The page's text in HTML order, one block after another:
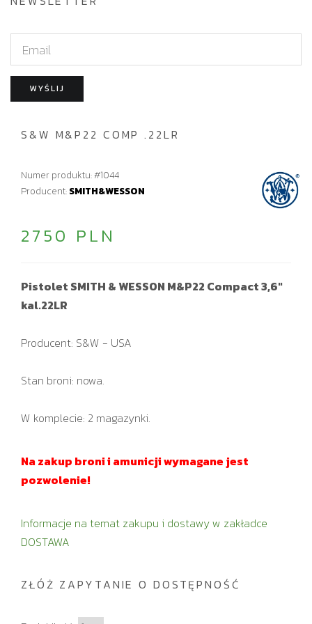
m
a
i
WYŚLIJ
S&W M&P22 COMP .22LR
Numer produktu: #1044
Producent: SMITH&WESSON
2750 PLN
Pistolet SMITH & WESSON M&P22 Compact 3,6"
kal.22LR
Producent: S&W - USA
Stan broni: nowa.
W komplecie: 2 magazynki.
Na zakup broni i amunicji wymagane jest
pozwolenie!
Informacje na temat zakupu i dostawy w zakładce
DOSTAWA
ZŁÓŻ ZAPYTANIE O DOSTĘPNOŚĆ